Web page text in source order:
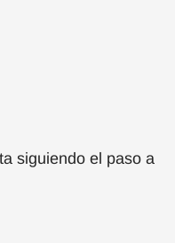
siguiendo el paso a